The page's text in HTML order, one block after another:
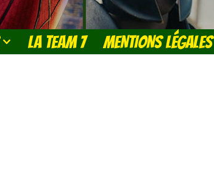
LA TEAM 7 MENTIONS LÉGALES